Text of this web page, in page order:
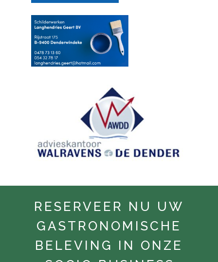
RESERVEER NU UW
GASTRONOMISCHE
BELEVING IN ONZE